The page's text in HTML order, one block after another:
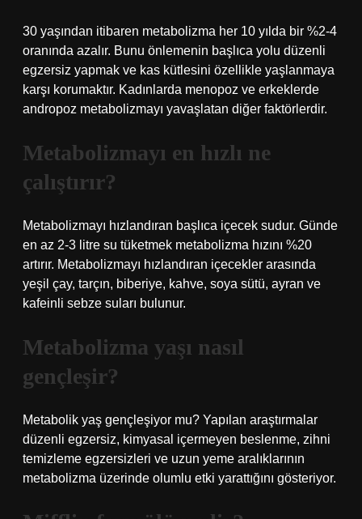
30 yaşından itibaren metabolizma her 10 yılda bir %2-4
oranında azalır. Bunu önlemenin başlıca yolu düzenli
egzersiz yapmak ve kas kütlesini özellikle yaşlanmaya
karşı korumaktır. Kadınlarda menopoz ve erkeklerde
andropoz metabolizmayı yavaşlatan diğer faktörlerdir.
Metabolizmayı en hızlı ne
çalıştırır?
Metabolizmayı hızlandıran başlıca içecek sudur. Günde
en az 2-3 litre su tüketmek metabolizma hızını %20
artırır. Metabolizmayı hızlandıran içecekler arasında
yeşil çay, tarçın, biberiye, kahve, soya sütü, ayran ve
kafeinli sebze suları bulunur.
Metabolizma yaşı nasıl
gençleşir?
Metabolik yaş gençleşiyor mu? Yapılan araştırmalar
düzenli egzersiz, kimyasal içermeyen beslenme, zihni
temizleme egzersizleri ve uzun yeme aralıklarının
metabolizma üzerinde olumlu etki yarattığını gösteriyor.